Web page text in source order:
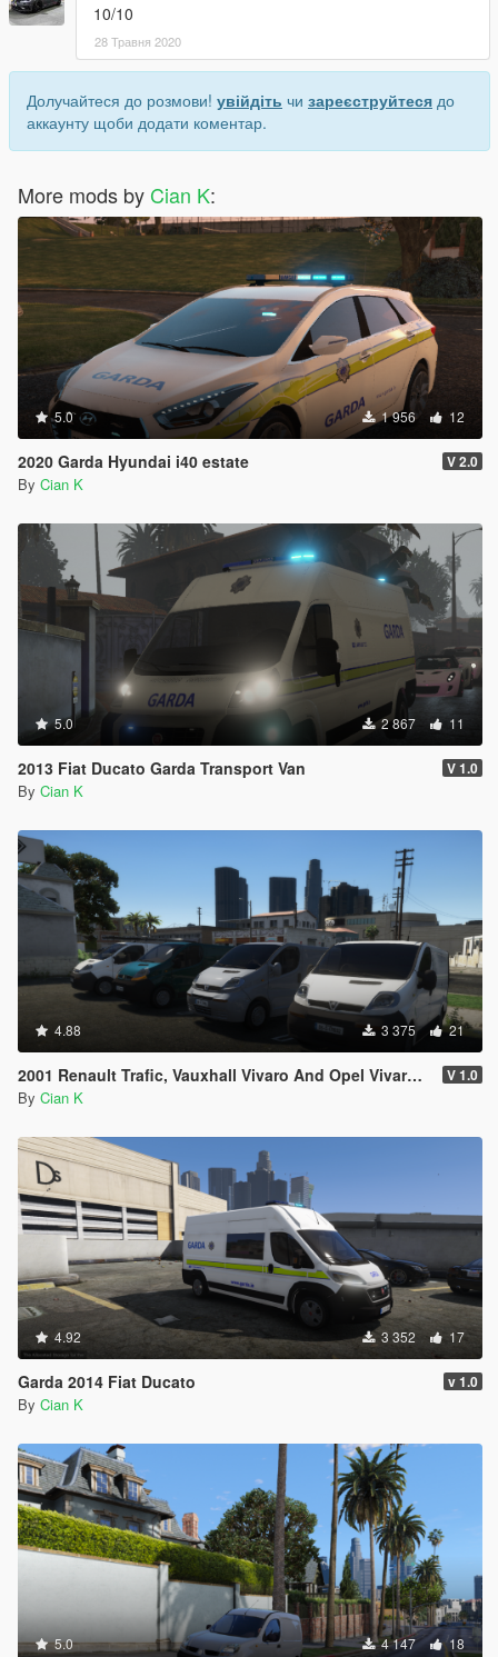
10/10
28 Травня 2020
Долучайтеся до розмови! увійдіть чи зареєструйтеся до
аккаунту щоби додати коментар.
More mods by Cian K:
5.0 1 956 12
2020 Garda Hyundai i40 estate V 2.0
By Cian K
5.0 2 867 11
2013 Fiat Ducato Garda Transport Van V 1.0
By Cian K
4.88 3 375 21
2001 Renault Trafic, Vauxhall Vivaro And Opel Vivaro Civilian Pack V 1.0
By Cian K
4.92 3 352 17
Garda 2014 Fiat Ducato v 1.0
By Cian K
5.0 4 147 18